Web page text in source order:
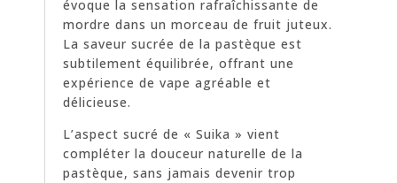
évoque la sensation rafraîchissante de
mordre dans un morceau de fruit juteux.
La saveur sucrée de la pastèque est
subtilement équilibrée, offrant une
expérience de vape agréable et
délicieuse.
L’aspect sucré de « Suika » vient
compléter la douceur naturelle de la
pastèque, sans jamais devenir trop